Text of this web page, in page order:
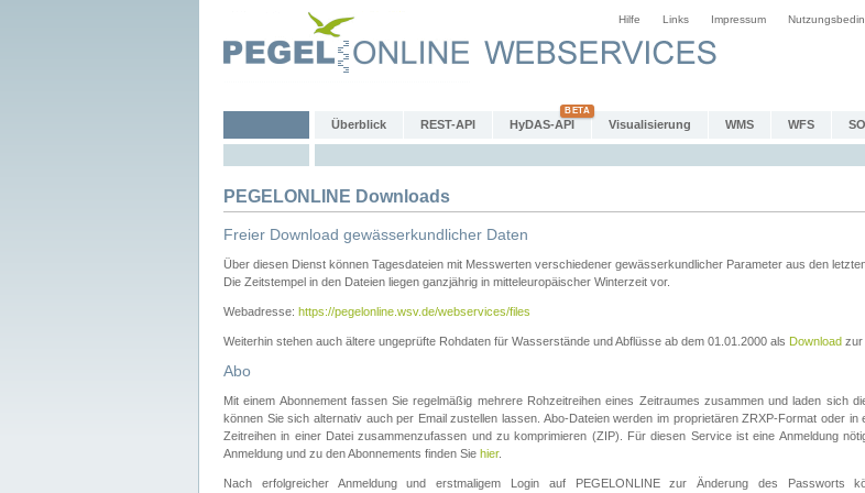
Hilfe Links Impressum
Überblick REST-API HyDAS-API Visualisierung WMS WFS
PEGELONLINE Downloads
Freier Download gewässerkundlicher Daten
Über diesen Dienst können Tagesdateien mit Messwerten verschiedener gewässerkundlicher Parameter aus den
Die Zeitstempel in den Dateien liegen ganzjährig in mitteleuropäischer Winterzeit vor.
Webadresse: https://pegelonline.wsv.de/webservices/files
Weiterhin stehen auch ältere ungeprüfte Rohdaten für Wasserstände und Abflüsse ab dem 01.01.2000 als Download zur
Abo
Mit einem Abonnement fassen Sie regelmäßig mehrere Rohzeitreihen eines Zeitraumes zusammen und laden sich
können Sie sich alternativ auch per Email zustellen lassen. Abo-Dateien werden im proprietären ZRXP-Format oder
Zeitreihen in einer Datei zusammenzufassen und zu komprimieren (ZIP). Für diesen Service ist eine Anmeldung
Anmeldung und zu den Abonnements finden Sie hier.
Nach erfolgreicher Anmeldung und erstmaligem Login auf PEGELONLINE zur Änderung des Passworts